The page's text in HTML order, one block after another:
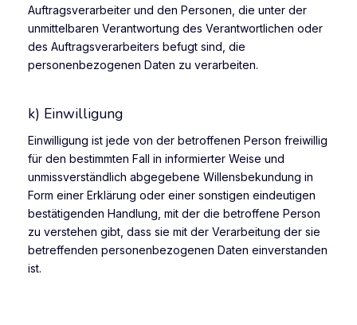
Auftragsverarbeiter und den Personen, die unter der
unmittelbaren Verantwortung des Verantwortlichen oder
des Auftragsverarbeiters befugt sind, die
personenbezogenen Daten zu verarbeiten.
k) Einwilligung
Einwilligung ist jede von der betroffenen Person freiwillig
für den bestimmten Fall in informierter Weise und
unmissverständlich abgegebene Willensbekundung in
Form einer Erklärung oder einer sonstigen eindeutigen
bestätigenden Handlung, mit der die betroffene Person
zu verstehen gibt, dass sie mit der Verarbeitung der sie
betreffenden personenbezogenen Daten einverstanden
ist.